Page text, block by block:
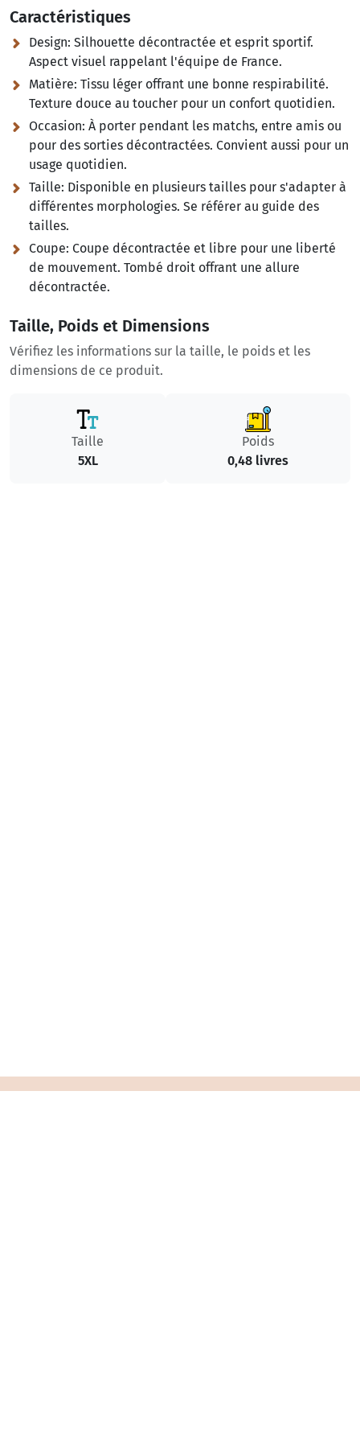
Caractéristiques
Design: Silhouette décontractée et esprit sportif.
Aspect visuel rappelant l'équipe de France.
Matière: Tissu léger offrant une bonne respirabilité.
Texture douce au toucher pour un confort quotidien.
Occasion: À porter pendant les matchs, entre amis ou
pour des sorties décontractées. Convient aussi pour un
usage quotidien.
Taille: Disponible en plusieurs tailles pour s'adapter à
différentes morphologies. Se référer au guide des
tailles.
Coupe: Coupe décontractée et libre pour une liberté
de mouvement. Tombé droit offrant une allure
décontractée.
Taille, Poids et Dimensions
Vérifiez les informations sur la taille, le poids et les
dimensions de ce produit.
Taille
5XL
Poids
0,48 livres